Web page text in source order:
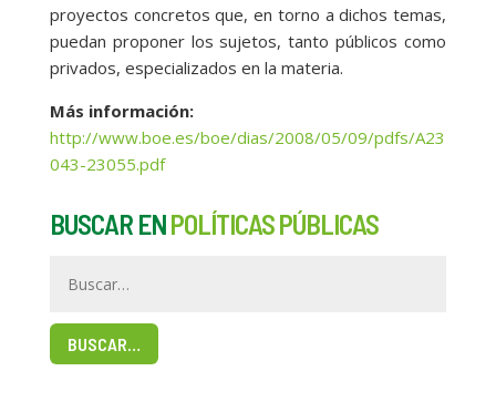
proyectos concretos que, en torno a dichos temas,
puedan proponer los sujetos, tanto públicos como
privados, especializados en la materia.
Más información:
http://www.boe.es/boe/dias/2008/05/09/pdfs/A23
043-23055.pdf
BUSCAR ENPOLÍTICAS PÚBLICAS
BUSCAR…